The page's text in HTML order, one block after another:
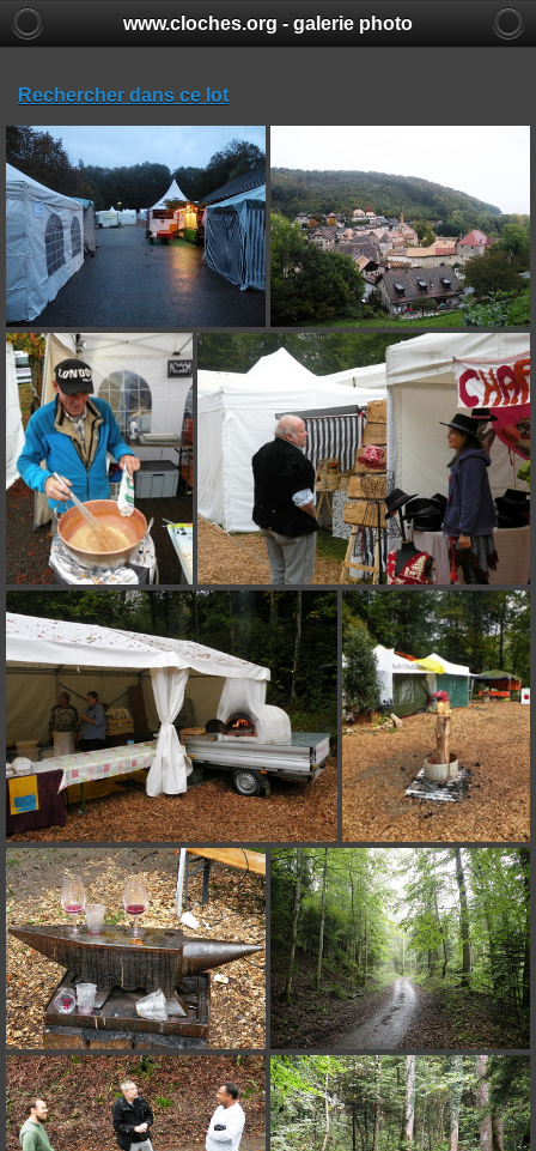
www.cloches.org - galerie photo
Rechercher dans ce lot